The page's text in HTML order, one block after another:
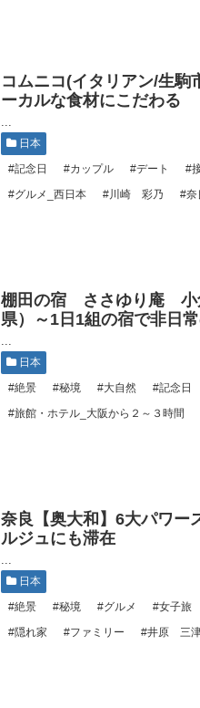
コムニコ(イタリアン/生駒
ーカルな食材にこだわる
日本
#記念日
#カップル #デート #
#グルメ_西日本
#川崎 彩乃 #奈
棚田の宿 ささゆり庵 小
県）～1日1組の宿で非日
日本
#絶景
#秘境 #大自然 #記念日
#旅館・ホテル_大阪から２～３時間
奈良【奥大和】6大パワー
ルジュにも滞在
日本
#絶景
#秘境 #グルメ #女子旅
#隠れ家
#ファミリー #井原 三